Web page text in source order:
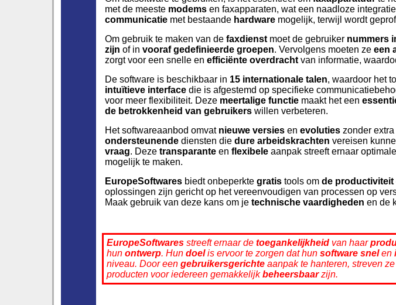
met de meeste modems en faxapparaten, wat een naadloze
communicatie met bestaande hardware mogelijk, terwijl wordt
Om gebruik te maken van de faxdienst moet de gebruiker nummers
zijn of in vooraf gedefinieerde groepen. Vervolgens moeten ze een
zorgt voor een snelle en efficiënte overdracht van informatie,
De software is beschikbaar in 15 internationale talen, waardoor het
intuïtieve interface die is afgestemd op specifieke
voor meer flexibiliteit. Deze meertalige functie maakt het een
de betrokkenheid van gebruikers willen verbeteren.
Het softwareaanbod omvat nieuwe versies en evoluties zonder
ondersteunende diensten die dure arbeidskrachten vereisen
vraag. Deze transparante en flexibele aanpak streeft ernaar optimale
mogelijk te maken.
EuropeSoftwares biedt onbeperkte gratis tools om de productiviteit
oplossingen zijn gericht op het vereenvoudigen van processen op
Maak gebruik van deze kans om je technische vaardigheden en de
EuropeSoftwares streeft ernaar de toegankelijkheid van haar
hun ontwerp. Hun doelis ervoor te zorgen dat hun software snelen
niveau. Door een gebruikersgerichte aanpak te hanteren, streven
producten voor iedereen gemakkelijkbeheersbaarzijn.